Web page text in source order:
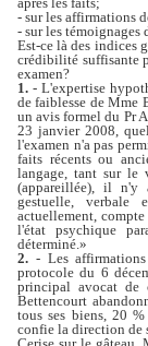
- sur les affirmations
- sur les témoignages
Est-ce là des indices
crédibilité suffisante
examen?
1. - L'expertise
de faiblesse de Mme
un avis formel du Pr
23 janvier 2008,
l'examen n'a pas
faits récents ou
langage, tant sur le
(appareillée), il n'y
gestuelle,
actuellement,
l'état psychique
déterminé.»
2. - Les
protocole du 6
principal avocat de
Bettencourt
tous ses biens, 20
confie la direction de